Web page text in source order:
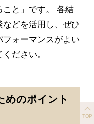
こと」です。 各結
どを活用し、ぜひ
フォーマンスがよい
ださい。
めのポイント
TOP